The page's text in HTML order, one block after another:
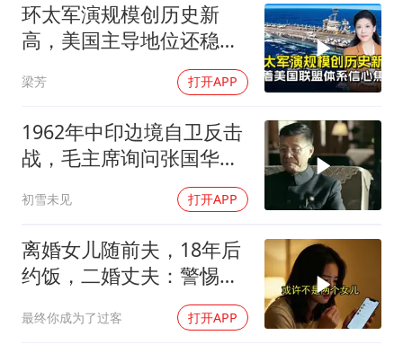
环太军演规模创历史新
高，美国主导地位还稳得
梁芳 打开APP
1962年中印边境自卫反击
战，毛主席询问张国华能
初雪未见 打开APP
离婚女儿随前夫，18年后
约饭，二婚丈夫：警惕骗
最终你成为了过客 打开APP